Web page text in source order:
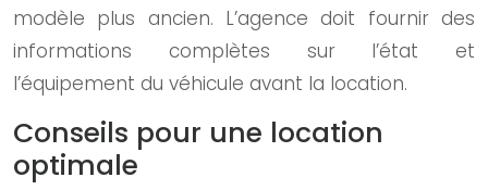
modèle plus ancien. L’agence doit fournir des
informations complètes sur l’état et
l’équipement du véhicule avant la location.
Conseils pour une location
optimale